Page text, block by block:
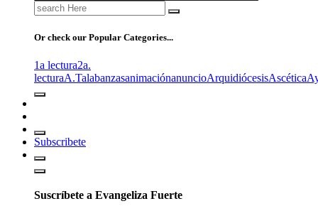
Search
for:
Or check our Popular Categories...
1a lectura2a.
lecturaA.TalabanzasanimaciónanuncioArquidiócesisAscética
Subscribete
Suscríbete a Evangeliza Fuerte